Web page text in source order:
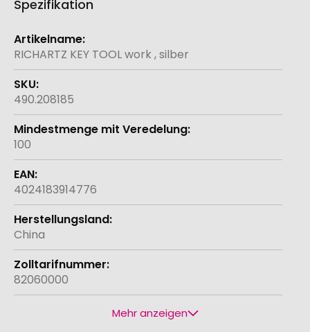
Spezifikation
Weitere
Informationen
RICHARTZ KEY TOOL work , silber
490.208185
100
4024183914776
China
82060000
Mehr anzeigen